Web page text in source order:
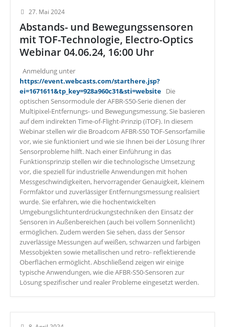
27. Mai 2024
Abstands- und Bewegungssensoren
mit TOF-Technologie, Electro-Optics
Webinar 04.06.24, 16:00 Uhr
Anmeldung unter
https://event.webcasts.com/starthere.jsp?
ei=1671611&tp_key=928a960c31&sti=website Die
optischen Sensormodule der AFBR-S50-Serie dienen der
Multipixel-Entfernungs- und Bewegungsmessung. Sie basieren
auf dem indirekten Time-of-Flight-Prinzip (iTOF). In diesem
Webinar stellen wir die Broadcom AFBR-S50 TOF-Sensorfamilie
vor, wie sie funktioniert und wie sie Ihnen bei der Lösung Ihrer
Sensorprobleme hilft. Nach einer Einführung in das
Funktionsprinzip stellen wir die technologische Umsetzung
vor, die speziell für industrielle Anwendungen mit hohen
Messgeschwindigkeiten, hervorragender Genauigkeit, kleinem
Formfaktor und zuverlässiger Entfernungsmessung realisiert
wurde. Sie erfahren, wie die hochentwickelten
Umgebungslichtunterdrückungstechniken den Einsatz der
Sensoren in Außenbereichen (auch bei vollem Sonnenlicht)
ermöglichen. Zudem werden Sie sehen, dass der Sensor
zuverlässige Messungen auf weißen, schwarzen und farbigen
Messobjekten sowie metallischen und retro- reflektierende
Oberflächen ermöglicht. Abschließend zeigen wir einige
typische Anwendungen, wie die AFBR-S50-Sensoren zur
Lösung spezifischer und realer Probleme eingesetzt werden.